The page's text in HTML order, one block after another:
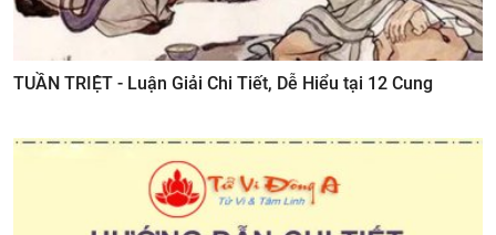
TUẦN TRIỆT - Luận Giải Chi Tiết, Dễ Hiểu tại 12 Cung